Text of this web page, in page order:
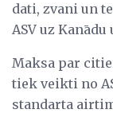
dati, zvani un
ASV uz
Maksa par
tiek veikti no
standarta